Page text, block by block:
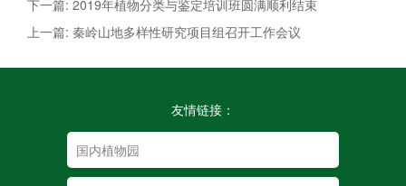
下一篇: 2019年植物分类与鉴定培训班圆满顺利结束
上一篇: 秦岭山地多样性研究项目组召开工作会议
友情链接：